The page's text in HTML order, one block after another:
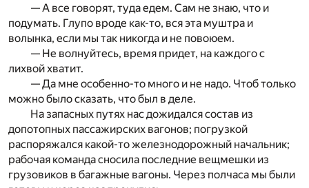
— А все говорят, туда едем. Сам не знаю, что и
подумать. Глупо вроде как-то, вся эта муштра и
волынка, если мы так никогда и не повоюем.
— Не волнуйтесь, время придет, на каждого с
лихвой хватит.
— Да мне особенно-то много и не надо. Чтоб только
можно было сказать, что был в деле.
На запасных путях нас дожидался состав из
допотопных пассажирских вагонов; погрузкой
распоряжался какой-то железнодорожный начальник;
рабочая команда сносила последние вещмешки из
грузовиков в багажные вагоны. Через полчаса мы были